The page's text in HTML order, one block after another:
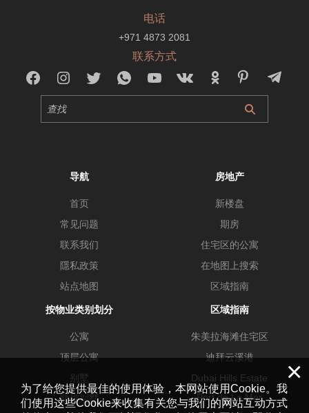
电话
+971 4873 2081
联系方式
导航
首页
常见问题
联系我们
隱私政策
站点地图
房地产
新楼盘
期房
住宅区的公寓
在地图上搜索
区域指南
按物业类别划分
公寓
顶层公寓
别墅
联排别墅
区域指南
朱美拉海滩住宅区
迪拜云溪港
Dubai Hills Estate
Port de La Mer
×
为了给您提供最佳的使用体验，本网站使用Cookie。我
们使用这些Cookie来收集有关您与我们的网站互动方式